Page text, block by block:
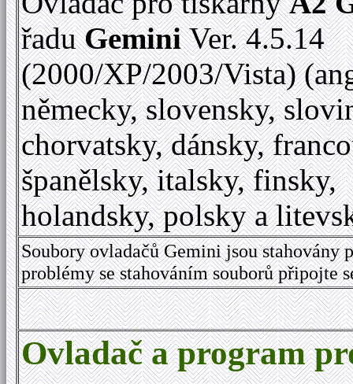
řaduGeminiVer. 4.5.14
(2000/XP/2003/Vista)
německy, slovensky,
chorvatsky, dánsky,
španělsky, italsky, finsky,
holandsky, polsky a
Soubory ovladačů Gemini jsou
problémy se stahováním souborů připojte
Ovladač a program